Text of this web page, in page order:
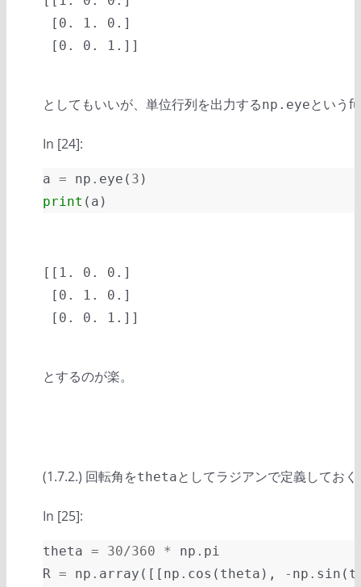
[0. 1. 0.]
としてもいいが、単位行列を出力するnp.eyeという
In [24]:
a = np . eye ( 3 )
print ( a )
[[1. 0. 0.]
[0. 1. 0.]
とするのが楽。
(1.7.2.) 回転角をthetaとしてラジアンで定義しておく
In [25]:
theta = 30/360 * np . pi
R = np . array ([[ np . cos ( theta ), - np . sin (